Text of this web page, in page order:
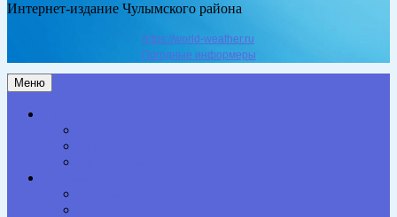
Интернет-издание Чулымского района
https://world-weather.ru
Погодные информеры
Меню